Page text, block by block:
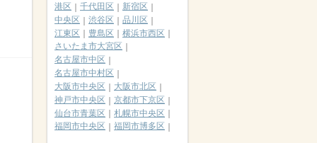
港区
千代田区
新宿区
中央区
渋谷区
品川区
江東区
豊島区
横浜市西区
さいたま市大宮区
名古屋市中区
名古屋市中村区
大阪市中央区
大阪市北区
神戸市中央区
京都市下京区
仙台市青葉区
札幌市中央区
福岡市中央区
福岡市博多区